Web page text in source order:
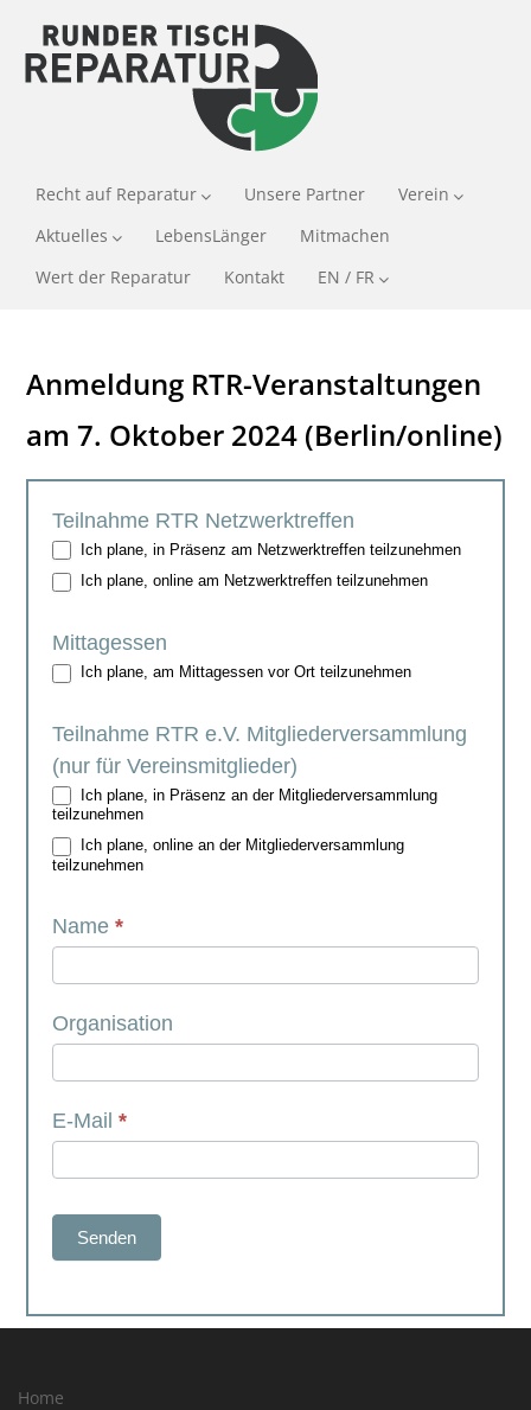
Recht auf Reparatur Unsere Partner
Verein
Aktuelles
LebensLänger
Mitmachen
Wert der Reparatur
Kontakt EN / FR
Anmeldung RTR-Veranstaltungen
am 7. Oktober 2024 (Berlin/online)
Anmeldung
RTR-
Veranstaltungen
7.
Oktober
(hybrid/Berlin)
Teilnahme RTR Netzwerktreffen
Ich plane, in Präsenz am Netzwerktreffen teilzunehmen
Ich plane, online am Netzwerktreffen teilzunehmen
Mittagessen
Ich plane, am Mittagessen vor Ort teilzunehmen
Teilnahme RTR e.V. Mitgliederversammlung
(nur für Vereinsmitglieder)
Ich plane, in Präsenz an der Mitgliederversammlung
teilzunehmen
Ich plane, online an der Mitgliederversammlung
teilzunehmen
Name *
Organisation
E-Mail *
Senden
Home